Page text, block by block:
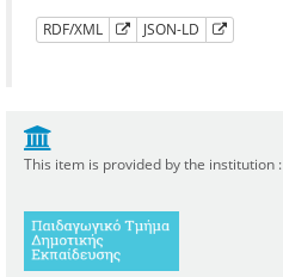
RDF/XML JSON-LD
This item is provided by the institution :